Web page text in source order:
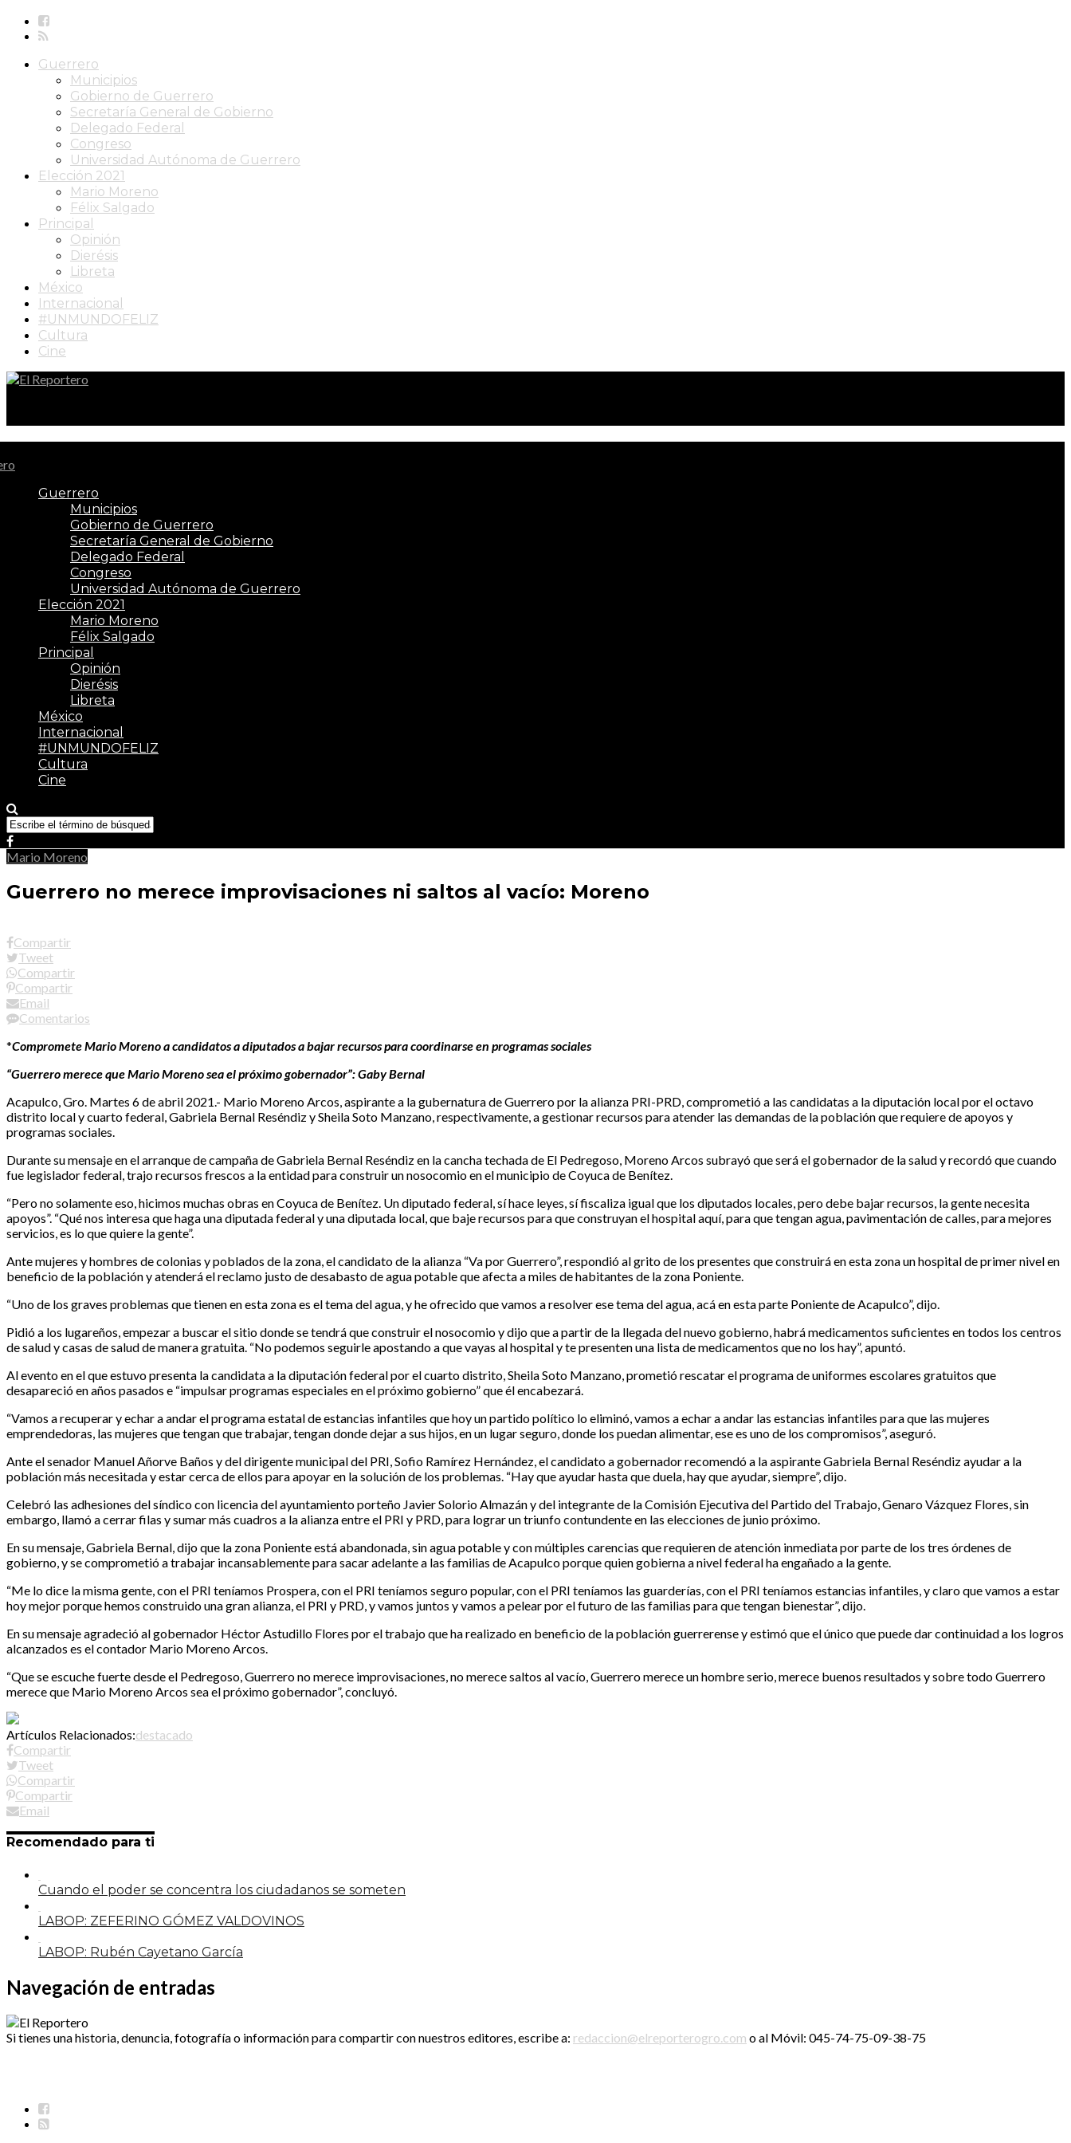
Guerrero
Municipios
Gobierno de Guerrero
Secretaría General de Gobierno
Delegado Federal
Congreso
Universidad Autónoma de Guerrero
Elección 2021
Mario Moreno
Félix Salgado
Principal
Opinión
Dierésis
Libreta
México
Internacional
#UNMUNDOFELIZ
Cultura
Cine
Guerrero
Municipios
Gobierno de Guerrero
Secretaría General de Gobierno
Delegado Federal
Congreso
Universidad Autónoma de Guerrero
Elección 2021
Mario Moreno
Félix Salgado
Principal
Opinión
Dierésis
Libreta
México
Internacional
#UNMUNDOFELIZ
Cultura
Cine
Mario Moreno
Guerrero no merece improvisaciones ni saltos al vacío: Moreno
Compartir
Tweet
Compartir
Compartir
Email
Comentarios
*Compromete Mario Moreno a candidatos a diputados a bajar recursos para coordinarse en programas sociales
“Guerrero merece que Mario Moreno sea el próximo gobernador”: Gaby Bernal
Acapulco, Gro. Martes 6 de abril 2021.- Mario Moreno Arcos, aspirante a la gubernatura de Guerrero por la alianza PRI-PRD, comprometió a las candidatas a la diputación local por el octavo
distrito local y cuarto federal, Gabriela Bernal Reséndiz y Sheila Soto Manzano, respectivamente, a gestionar recursos para atender las demandas de la población que requiere de apoyos y
programas sociales.
Durante su mensaje en el arranque de campaña de Gabriela Bernal Reséndiz en la cancha techada de El Pedregoso, Moreno Arcos subrayó que será el gobernador de la salud y recordó que cuando
fue legislador federal, trajo recursos frescos a la entidad para construir un nosocomio en el municipio de Coyuca de Benítez.
“Pero no solamente eso, hicimos muchas obras en Coyuca de Benítez. Un diputado federal, sí hace leyes, sí fiscaliza igual que los diputados locales, pero debe bajar recursos, la gente necesita
apoyos”. “Qué nos interesa que haga una diputada federal y una diputada local, que baje recursos para que construyan el hospital aquí, para que tengan agua, pavimentación de calles, para mejores
servicios, es lo que quiere la gente”.
Ante mujeres y hombres de colonias y poblados de la zona, el candidato de la alianza “Va por Guerrero”, respondió al grito de los presentes que construirá en esta zona un hospital de primer nivel en
beneficio de la población y atenderá el reclamo justo de desabasto de agua potable que afecta a miles de habitantes de la zona Poniente.
“Uno de los graves problemas que tienen en esta zona es el tema del agua, y he ofrecido que vamos a resolver ese tema del agua, acá en esta parte Poniente de Acapulco”, dijo.
Pidió a los lugareños, empezar a buscar el sitio donde se tendrá que construir el nosocomio y dijo que a partir de la llegada del nuevo gobierno, habrá medicamentos suficientes en todos los centros
de salud y casas de salud de manera gratuita. “No podemos seguirle apostando a que vayas al hospital y te presenten una lista de medicamentos que no los hay”, apuntó.
Al evento en el que estuvo presenta la candidata a la diputación federal por el cuarto distrito, Sheila Soto Manzano, prometió rescatar el programa de uniformes escolares gratuitos que
desapareció en años pasados e “impulsar programas especiales en el próximo gobierno” que él encabezará.
“Vamos a recuperar y echar a andar el programa estatal de estancias infantiles que hoy un partido político lo eliminó, vamos a echar a andar las estancias infantiles para que las mujeres
emprendedoras, las mujeres que tengan que trabajar, tengan donde dejar a sus hijos, en un lugar seguro, donde los puedan alimentar, ese es uno de los compromisos”, aseguró.
Ante el senador Manuel Añorve Baños y del dirigente municipal del PRI, Sofio Ramírez Hernández, el candidato a gobernador recomendó a la aspirante Gabriela Bernal Reséndiz ayudar a la
población más necesitada y estar cerca de ellos para apoyar en la solución de los problemas. “Hay que ayudar hasta que duela, hay que ayudar, siempre”, dijo.
Celebró las adhesiones del síndico con licencia del ayuntamiento porteño Javier Solorio Almazán y del integrante de la Comisión Ejecutiva del Partido del Trabajo, Genaro Vázquez Flores, sin
embargo, llamó a cerrar filas y sumar más cuadros a la alianza entre el PRI y PRD, para lograr un triunfo contundente en las elecciones de junio próximo.
En su mensaje, Gabriela Bernal, dijo que la zona Poniente está abandonada, sin agua potable y con múltiples carencias que requieren de atención inmediata por parte de los tres órdenes de
gobierno, y se comprometió a trabajar incansablemente para sacar adelante a las familias de Acapulco porque quien gobierna a nivel federal ha engañado a la gente.
“Me lo dice la misma gente, con el PRI teníamos Prospera, con el PRI teníamos seguro popular, con el PRI teníamos las guarderías, con el PRI teníamos estancias infantiles, y claro que vamos a estar
hoy mejor porque hemos construido una gran alianza, el PRI y PRD, y vamos juntos y vamos a pelear por el futuro de las familias para que tengan bienestar”, dijo.
En su mensaje agradeció al gobernador Héctor Astudillo Flores por el trabajo que ha realizado en beneficio de la población guerrerense y estimó que el único que puede dar continuidad a los logros
alcanzados es el contador Mario Moreno Arcos.
“Que se escuche fuerte desde el Pedregoso, Guerrero no merece improvisaciones, no merece saltos al vacío, Guerrero merece un hombre serio, merece buenos resultados y sobre todo Guerrero
merece que Mario Moreno Arcos sea el próximo gobernador”, concluyó.
Artículos Relacionados:destacado
Compartir
Tweet
Compartir
Compartir
Email
Recomendado para ti
Cuando el poder se concentra los ciudadanos se someten
LABOP: ZEFERINO GÓMEZ VALDOVINOS
LABOP: Rubén Cayetano García
Navegación de entradas
Si tienes una historia, denuncia, fotografía o información para compartir con nuestros editores, escribe a: redaccion@elreporterogro.com o al Móvil: 045-74-75-09-38-75